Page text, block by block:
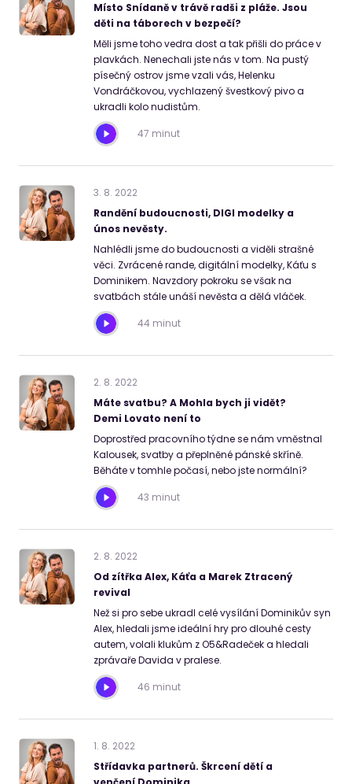
Místo Snídaně v trávě radši z pláže. Jsou
děti na táborech v bezpečí?
Měli jsme toho vedra dost a tak přišli do práce v
plavkách. Nenechali jste nás v tom. Na pustý
písečný ostrov jsme vzali vás, Helenku
Vondráčkovou, vychlazený švestkový pivo a
ukradli kolo nudistům.
47 minut
3. 8. 2022
Randění budoucnosti, DIGI modelky a
únos nevěsty.
Nahlédli jsme do budoucnosti a viděli strašné
věci. Zvrácené rande, digitální modelky, Káťu s
Dominikem. Navzdory pokroku se však na
svatbách stále unáší nevěsta a dělá vláček.
44 minut
2. 8. 2022
Máte svatbu? A Mohla bych ji vidět?
Demi Lovato není to
Doprostřed pracovního týdne se nám vměstnal
Kalousek, svatby a přeplněné pánské skříně.
Běháte v tomhle počasí, nebo jste normální?
43 minut
2. 8. 2022
Od zítřka Alex, Káťa a Marek Ztracený
revival
Než si pro sebe ukradl celé vysílání Dominikův syn
Alex, hledali jsme ideální hry pro dlouhé cesty
autem, volali klukům z O5&Radeček a hledali
zprávaře Davida v pralese.
46 minut
1. 8. 2022
Střídavka partnerů. Škrcení dětí a